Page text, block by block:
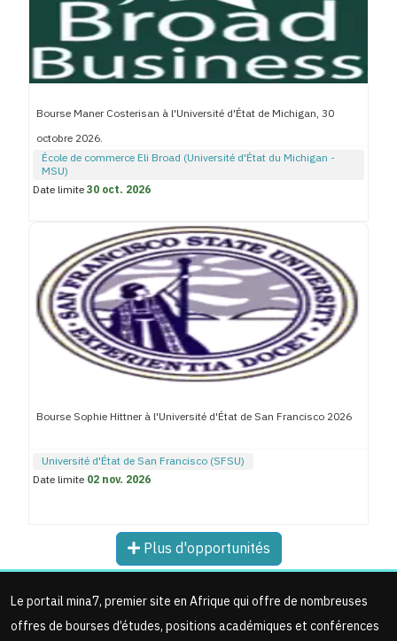
Bourse Maner Costerisan à l'Université d'État de Michigan, 30
octobre 2026.
École de commerce Eli Broad (Université d'État du Michigan -
MSU)
Date limite30 oct. 2026
Bourse Sophie Hittner à l'Université d'État de San Francisco 2026
Université d'État de San Francisco (SFSU)
Date limite 02 nov. 2026
Plus d'opportunités
Le portail mina7, premier site en Afrique qui offre de nombreuses
offres de bourses d’études, positions académiques et conférences